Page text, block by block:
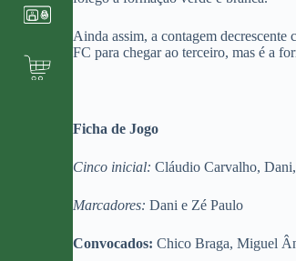
Ainda assim, a contagem
FC para chegar ao terceiro, mas é a
Ficha de Jogo
Cinco inicial: Cláudio Carvalho,
Marcadores: Dani e Zé Paulo
Convocados: Chico Braga, Miguel